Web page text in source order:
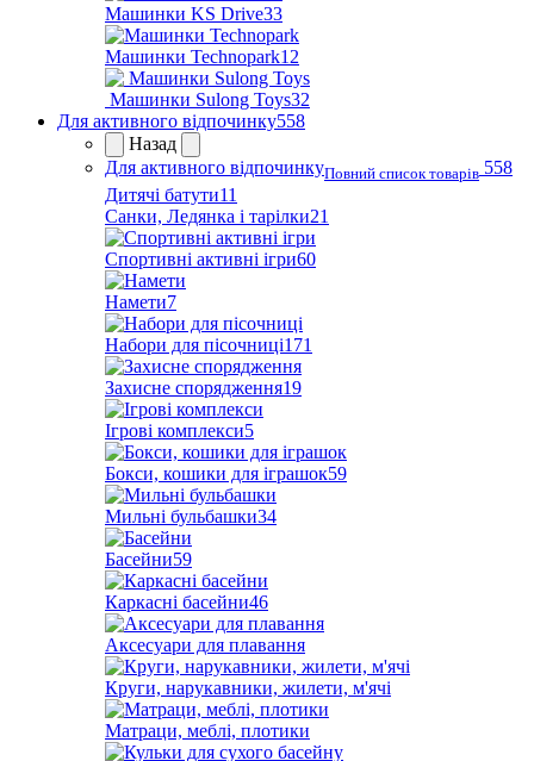
Машинки KS Drive33
Машинки Technopark12
Машинки Sulong Toys32
Для активного відпочинку558
Назад
Для активного відпочинкуПовний список товарів 558
Дитячі батути11
Санки, Ледянка і тарілки21
Спортивні активні ігри60
Намети7
Набори для пісочниці171
Захисне спорядження19
Ігрові комплекси5
Бокси, кошики для іграшок59
Мильні бульбашки34
Басейни59
Каркасні басейни46
Аксесуари для плавання
Круги, нарукавники, жилети, м'ячі
Матраци, меблі, плотики